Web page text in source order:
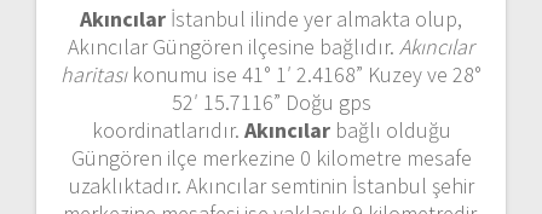
Akıncılar İstanbul ilinde yer almakta olup,
Akıncılar Güngören ilçesine bağlıdır. Akıncılar
haritasıkonumu ise 41° 1′ 2.4168” Kuzey ve 28°
52′ 15.7116” Doğu gps
koordinatlarıdır. Akıncılarbağlı olduğu
Güngören ilçe merkezine 0 kilometre mesafe
uzaklıktadır. Akıncılar semtinin İstanbul şehir